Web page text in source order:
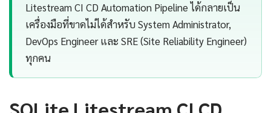
Litestream CI CD Automation Pipeline ได้กลายเป็น
เครื่องมือที่ขาดไม่ได้สำหรับ System Administrator,
DevOps Engineer และ SRE (Site Reliability Engineer)
ทุกคน